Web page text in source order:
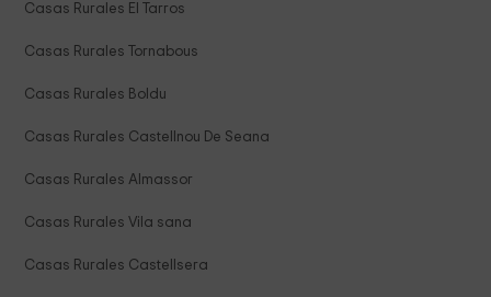
Casas Rurales El Tarros
Casas Rurales Tornabous
Casas Rurales Boldu
Casas Rurales Castellnou De Seana
Casas Rurales Almassor
Casas Rurales Vila sana
Casas Rurales Castellsera